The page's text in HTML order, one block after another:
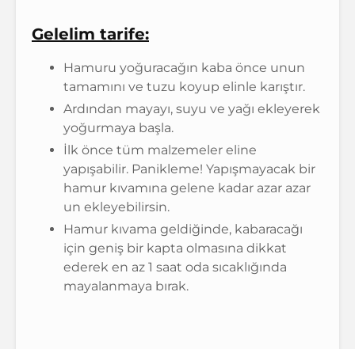
Gelelim tarife:
Hamuru yoğuracağın kaba önce unun
tamamını ve tuzu koyup elinle karıştır.
Ardından mayayı, suyu ve yağı ekleyerek
yoğurmaya başla.
İlk önce tüm malzemeler eline
yapışabilir. Panikleme! Yapışmayacak bir
hamur kıvamına gelene kadar azar azar
un ekleyebilirsin.
Hamur kıvama geldiğinde, kabaracağı
için geniş bir kapta olmasına dikkat
ederek en az 1 saat oda sıcaklığında
mayalanmaya bırak.